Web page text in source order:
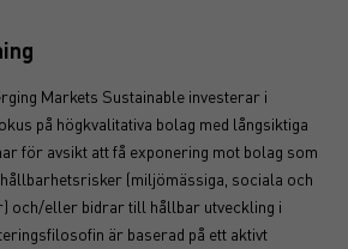
Markets Sustainable investerar i
på högkvalitativa bolag med långsiktiga
för avsikt att få exponering mot bolag som
(miljömässiga, sociala och
och/eller bidrar till hållbar utveckling i
är baserad på ett aktivt